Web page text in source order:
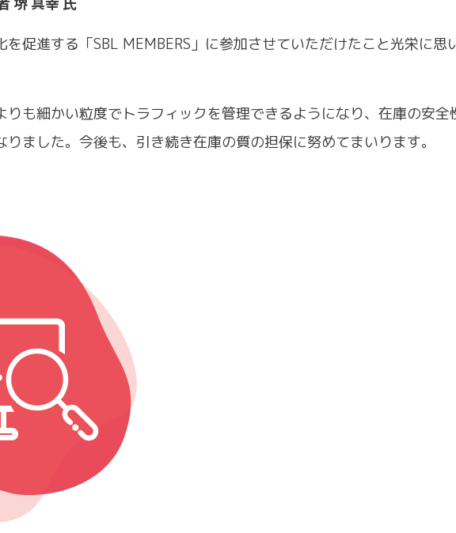
を促進する「SBL MEMBERS」に参加させていただけたこと光栄に思
りも細かい粒度でトラフィックを管理できるようになり、在庫の安全
ました。今後も、引き続き在庫の質の担保に努めてまいります。